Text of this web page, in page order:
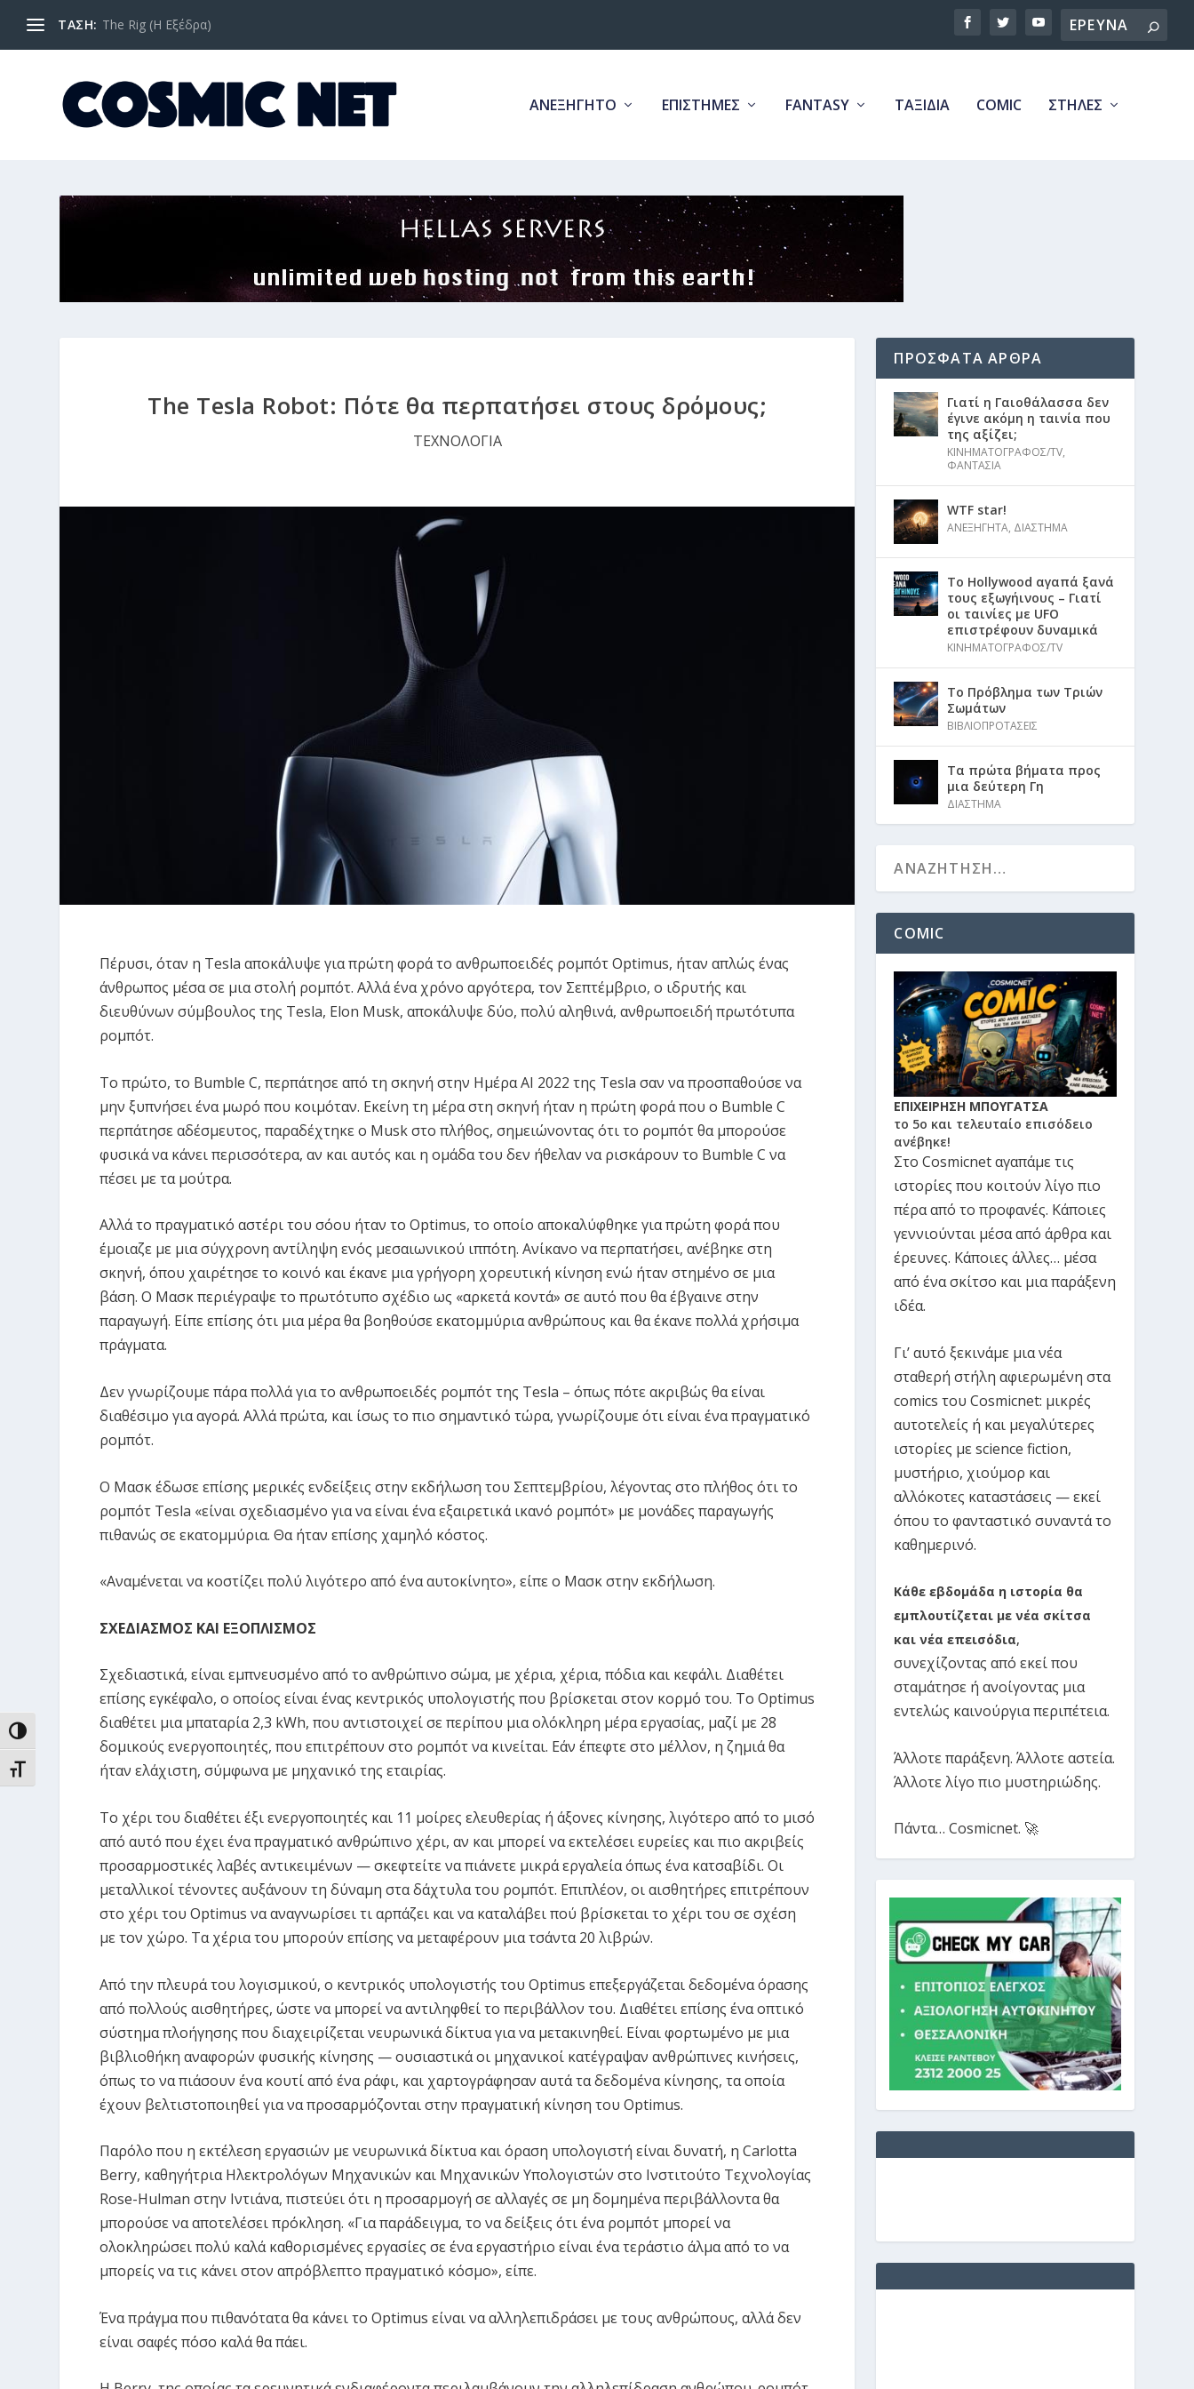
ΕΝΑΛΛΑΓΉ ΥΨΗΛΉΣ ΑΝΤΊΘΕΣΗΣ
ΕΝΑΛΛΑΓΉ ΜΕΓΈΘΟΥΣ ΓΡΑΜΜΆΤΩΝ
ΤΑΣΗ: The Rig (Η Εξέδρα) Search
ΑΝΕΞΗΓΗΤΟ ΕΠΙΣΤΗΜΕΣ FANTASY ΤΑΞΙΔΙΑ COMIC ΣΤΗΛΕΣ
The Tesla Robot: Πότε θα περπατήσει στους δρόμους;
ΤΕΧΝΟΛΟΓΙΑ
Πέρυσι, όταν η Tesla αποκάλυψε για πρώτη φορά το ανθρωποειδές ρομπότ Optimus, ήταν απλώς ένας
άνθρωπος μέσα σε μια στολή ρομπότ. Αλλά ένα χρόνο αργότερα, τον Σεπτέμβριο, ο ιδρυτής και
διευθύνων σύμβουλος της Tesla, Elon Musk, αποκάλυψε δύο, πολύ αληθινά, ανθρωποειδή πρωτότυπα
ρομπότ.
Το πρώτο, το Bumble C, περπάτησε από τη σκηνή στην Ημέρα AI 2022 της Tesla σαν να προσπαθούσε να
μην ξυπνήσει ένα μωρό που κοιμόταν. Εκείνη τη μέρα στη σκηνή ήταν η πρώτη φορά που ο Bumble C
περπάτησε αδέσμευτος, παραδέχτηκε ο Musk στο πλήθος, σημειώνοντας ότι το ρομπότ θα μπορούσε
φυσικά να κάνει περισσότερα, αν και αυτός και η ομάδα του δεν ήθελαν να ρισκάρουν το Bumble C να
πέσει με τα μούτρα.
Αλλά το πραγματικό αστέρι του σόου ήταν το Optimus, το οποίο αποκαλύφθηκε για πρώτη φορά που
έμοιαζε με μια σύγχρονη αντίληψη ενός μεσαιωνικού ιππότη. Ανίκανο να περπατήσει, ανέβηκε στη
σκηνή, όπου χαιρέτησε το κοινό και έκανε μια γρήγορη χορευτική κίνηση ενώ ήταν στημένο σε μια
βάση. Ο Μασκ περιέγραψε το πρωτότυπο σχέδιο ως «αρκετά κοντά» σε αυτό που θα έβγαινε στην
παραγωγή. Είπε επίσης ότι μια μέρα θα βοηθούσε εκατομμύρια ανθρώπους και θα έκανε πολλά χρήσιμα
πράγματα.
Δεν γνωρίζουμε πάρα πολλά για το ανθρωποειδές ρομπότ της Tesla – όπως πότε ακριβώς θα είναι
διαθέσιμο για αγορά. Αλλά πρώτα, και ίσως το πιο σημαντικό τώρα, γνωρίζουμε ότι είναι ένα πραγματικό
ρομπότ.
Ο Μασκ έδωσε επίσης μερικές ενδείξεις στην εκδήλωση του Σεπτεμβρίου, λέγοντας στο πλήθος ότι το
ρομπότ Tesla «είναι σχεδιασμένο για να είναι ένα εξαιρετικά ικανό ρομπότ» με μονάδες παραγωγής
πιθανώς σε εκατομμύρια. Θα ήταν επίσης χαμηλό κόστος.
«Αναμένεται να κοστίζει πολύ λιγότερο από ένα αυτοκίνητο», είπε ο Μασκ στην εκδήλωση.
ΣΧΕΔΙΑΣΜΟΣ ΚΑΙ ΕΞΟΠΛΙΣΜΟΣ
Σχεδιαστικά, είναι εμπνευσμένο από το ανθρώπινο σώμα, με χέρια, χέρια, πόδια και κεφάλι. Διαθέτει
επίσης εγκέφαλο, ο οποίος είναι ένας κεντρικός υπολογιστής που βρίσκεται στον κορμό του. Το Optimus
διαθέτει μια μπαταρία 2,3 kWh, που αντιστοιχεί σε περίπου μια ολόκληρη μέρα εργασίας, μαζί με 28
δομικούς ενεργοποιητές, που επιτρέπουν στο ρομπότ να κινείται. Εάν έπεφτε στο μέλλον, η ζημιά θα
ήταν ελάχιστη, σύμφωνα με μηχανικό της εταιρίας.
Το χέρι του διαθέτει έξι ενεργοποιητές και 11 μοίρες ελευθερίας ή άξονες κίνησης, λιγότερο από το μισό
από αυτό που έχει ένα πραγματικό ανθρώπινο χέρι, αν και μπορεί να εκτελέσει ευρείες και πιο ακριβείς
προσαρμοστικές λαβές αντικειμένων — σκεφτείτε να πιάνετε μικρά εργαλεία όπως ένα κατσαβίδι. Οι
μεταλλικοί τένοντες αυξάνουν τη δύναμη στα δάχτυλα του ρομπότ. Επιπλέον, οι αισθητήρες επιτρέπουν
στο χέρι του Optimus να αναγνωρίσει τι αρπάζει και να καταλάβει πού βρίσκεται το χέρι του σε σχέση
με τον χώρο. Τα χέρια του μπορούν επίσης να μεταφέρουν μια τσάντα 20 λιβρών.
Από την πλευρά του λογισμικού, ο κεντρικός υπολογιστής του Optimus επεξεργάζεται δεδομένα όρασης
από πολλούς αισθητήρες, ώστε να μπορεί να αντιληφθεί το περιβάλλον του. Διαθέτει επίσης ένα οπτικό
σύστημα πλοήγησης που διαχειρίζεται νευρωνικά δίκτυα για να μετακινηθεί. Είναι φορτωμένο με μια
βιβλιοθήκη αναφορών φυσικής κίνησης — ουσιαστικά οι μηχανικοί κατέγραψαν ανθρώπινες κινήσεις,
όπως το να πιάσουν ένα κουτί από ένα ράφι, και χαρτογράφησαν αυτά τα δεδομένα κίνησης, τα οποία
έχουν βελτιστοποιηθεί για να προσαρμόζονται στην πραγματική κίνηση του Optimus.
Παρόλο που η εκτέλεση εργασιών με νευρωνικά δίκτυα και όραση υπολογιστή είναι δυνατή, η Carlotta
Berry, καθηγήτρια Ηλεκτρολόγων Μηχανικών και Μηχανικών Υπολογιστών στο Ινστιτούτο Τεχνολογίας
Rose-Hulman στην Ιντιάνα, πιστεύει ότι η προσαρμογή σε αλλαγές σε μη δομημένα περιβάλλοντα θα
μπορούσε να αποτελέσει πρόκληση. «Για παράδειγμα, το να δείξεις ότι ένα ρομπότ μπορεί να
ολοκληρώσει πολύ καλά καθορισμένες εργασίες σε ένα εργαστήριο είναι ένα τεράστιο άλμα από το να
μπορείς να τις κάνει στον απρόβλεπτο πραγματικό κόσμο», είπε.
Ένα πράγμα που πιθανότατα θα κάνει το Optimus είναι να αλληλεπιδράσει με τους ανθρώπους, αλλά δεν
είναι σαφές πόσο καλά θα πάει.
ΠΡΟΣΦΑΤΑ ΑΡΘΡΑ
Γιατί η Γαιοθάλασσα δεν
έγινε ακόμη η ταινία που
της αξίζει;
ΚΙΝΗΜΑΤΟΓΡΑΦΟΣ/TV,
ΦΑΝΤΑΣΙΑ
WTF star!
ΑΝΕΞΗΓΗΤΑ, ΔΙΑΣΤΗΜΑ
Το Hollywood αγαπά ξανά
τους εξωγήινους – Γιατί
οι ταινίες με UFO
επιστρέφουν δυναμικά
ΚΙΝΗΜΑΤΟΓΡΑΦΟΣ/TV
Το Πρόβλημα των Τριών
Σωμάτων
ΒΙΒΛΙΟΠΡΟΤΑΣΕΙΣ
Τα πρώτα βήματα προς
μια δεύτερη Γη
ΔΙΑΣΤΗΜΑ
COMIC
ΕΠΙΧΕΙΡΗΣΗ ΜΠΟΥΓΑΤΣΑ
το 5ο και τελευταίο επισόδειο
ανέβηκε!
Στο Cosmicnet αγαπάμε τις
ιστορίες που κοιτούν λίγο πιο
πέρα από το προφανές. Κάποιες
γεννιούνται μέσα από άρθρα και
έρευνες. Κάποιες άλλες… μέσα
από ένα σκίτσο και μια παράξενη
ιδέα.
Γι’ αυτό ξεκινάμε μια νέα
σταθερή στήλη αφιερωμένη στα
comics του Cosmicnet: μικρές
αυτοτελείς ή και μεγαλύτερες
ιστορίες με science fiction,
μυστήριο, χιούμορ και
αλλόκοτες καταστάσεις — εκεί
όπου το φανταστικό συναντά το
καθημερινό.
Κάθε εβδομάδα η ιστορία θα
εμπλουτίζεται με νέα σκίτσα
και νέα επεισόδια,
συνεχίζοντας από εκεί που
σταμάτησε ή ανοίγοντας μια
εντελώς καινούργια περιπέτεια.
Άλλοτε παράξενη. Άλλοτε αστεία.
Άλλοτε λίγο πιο μυστηριώδης.
Πάντα… Cosmicnet. 🚀